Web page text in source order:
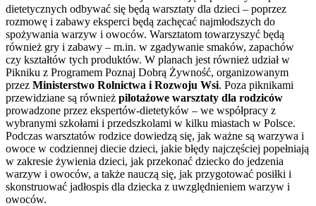
dietetycznych odbywać się będą warsztaty dla dzieci – poprzez
rozmowę i zabawy eksperci będą zachęcać najmłodszych do
spożywania warzyw i owoców. Warsztatom towarzyszyć będą
również gry i zabawy – m.in. w zgadywanie smaków, zapachów
czy kształtów tych produktów. W planach jest również udział w
Pikniku z Programem Poznaj Dobrą Żywność, organizowanym
przez Ministerstwo Rolnictwa i Rozwoju Wsi. Poza piknikami
przewidziane są również pilotażowe warsztaty dla rodziców
prowadzone przez ekspertów-dietetyków – we współpracy z
wybranymi szkołami i przedszkolami w kilku miastach w Polsce.
Podczas warsztatów rodzice dowiedzą się, jak ważne są warzywa i
owoce w codziennej diecie dzieci, jakie błędy najczęściej popełniają
w zakresie żywienia dzieci, jak przekonać dziecko do jedzenia
warzyw i owoców, a także nauczą się, jak przygotować posiłki i
skonstruować jadłospis dla dziecka z uwzględnieniem warzyw i
owoców.